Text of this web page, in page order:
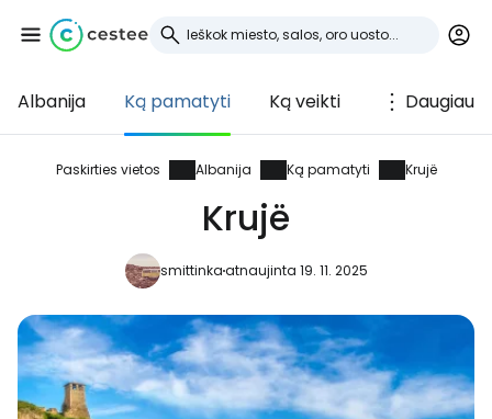
Albanija Ką pamatyti Ką veikti Daugiau
Paskirties vietos Albanija Ką pamatyti Krujë
Krujë
smittinkaatnaujinta 19. 11. 2025
Prisijunkite prie
Cestee
... pasaulinė kelionių bendruomenė
Tęsti su Facebook